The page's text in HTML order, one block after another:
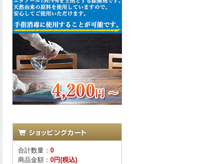
合計数量： 0
商品金額： 0円(税込)